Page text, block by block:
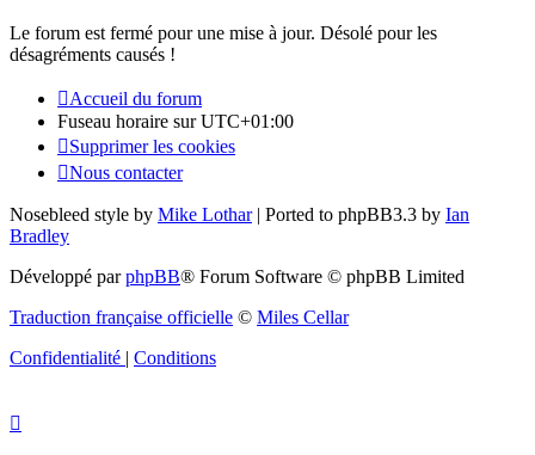
Le forum est fermé pour une mise à jour. Désolé pour les
désagréments causés !
Accueil du forum
Fuseau horaire surUTC+01:00
Supprimer les cookies
Nous contacter
Nosebleed style by Mike Lothar| Ported to phpBB3.3 by Ian
Bradley
Développé parphpBB® Forum Software © phpBB Limited
Traduction française officielle © Miles Cellar
Confidentialité | Conditions